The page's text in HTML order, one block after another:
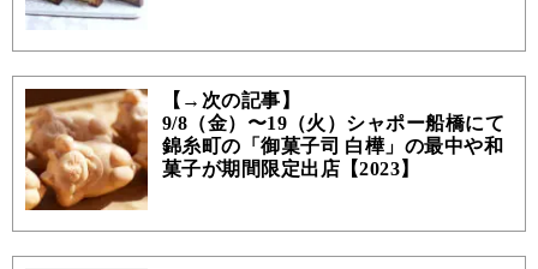
【→次の記事】
9/8（金）〜19（火）シャポー船橋にて
錦糸町の「御菓子司 白樺」の最中や和
菓子が期間限定出店【2023】